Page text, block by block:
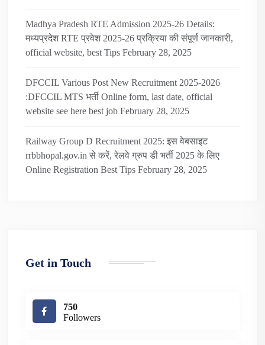
Madhya Pradesh RTE Admission 2025-26 Details:
मध्यप्रदेश RTE प्रवेश 2025-26 प्रक्रिया की संपूर्ण जानकारी,
official website, best Tips February 28, 2025
DFCCIL Various Post New Recruitment 2025-2026
:DFCCIL MTS भर्ती Online form, last date, official
website see here best job February 28, 2025
Railway Group D Recruitment 2025: इस वेबसाइट
rrbbhopal.gov.in से करें, रेलवे ग्रुप डी भर्ती 2025 के लिए
Online Registration Best Tips February 28, 2025
Get in Touch
750
Followers